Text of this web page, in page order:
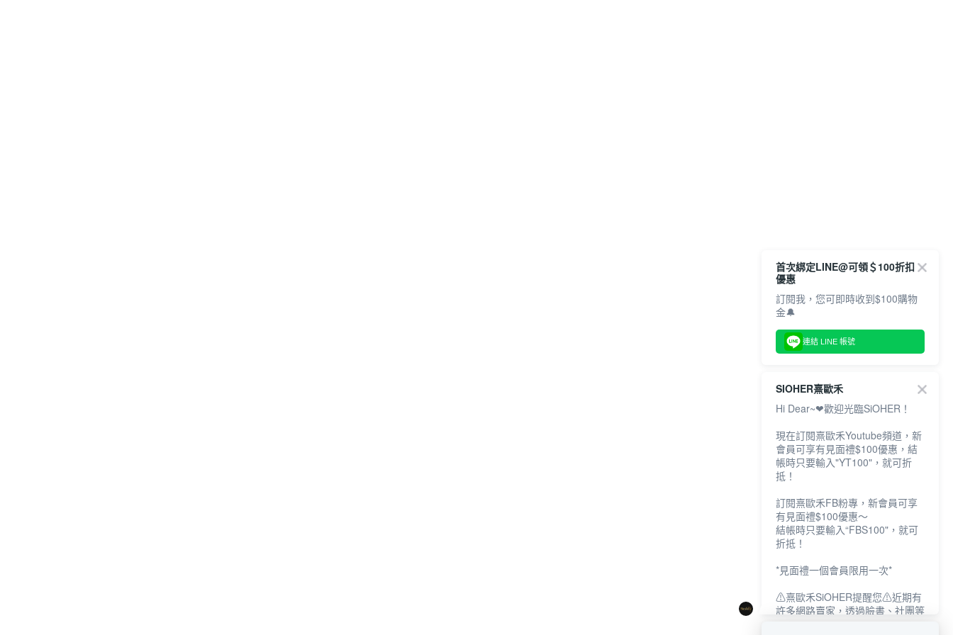
首次綁定LINE@可領＄100折扣
優惠
訂閱我，您可即時收到$100購物
金🔔
連結 LINE 帳號
SIOHER熹歐禾
Hi Dear~❤歡迎光臨SiOHER！
現在訂閱熹歐禾Youtube頻道，新
會員可享有見面禮$100優惠，結
帳時只要輸入"YT100"，就可折
抵！
訂閱熹歐禾FB粉專，新會員可享
有見面禮$100優惠～
結帳時只要輸入“FBS100"，就可
折抵！
*見面禮一個會員限用一次*
⚠熹歐禾SiOHER提醒您⚠近期有
許多網路賣家，透過臉書、社團等